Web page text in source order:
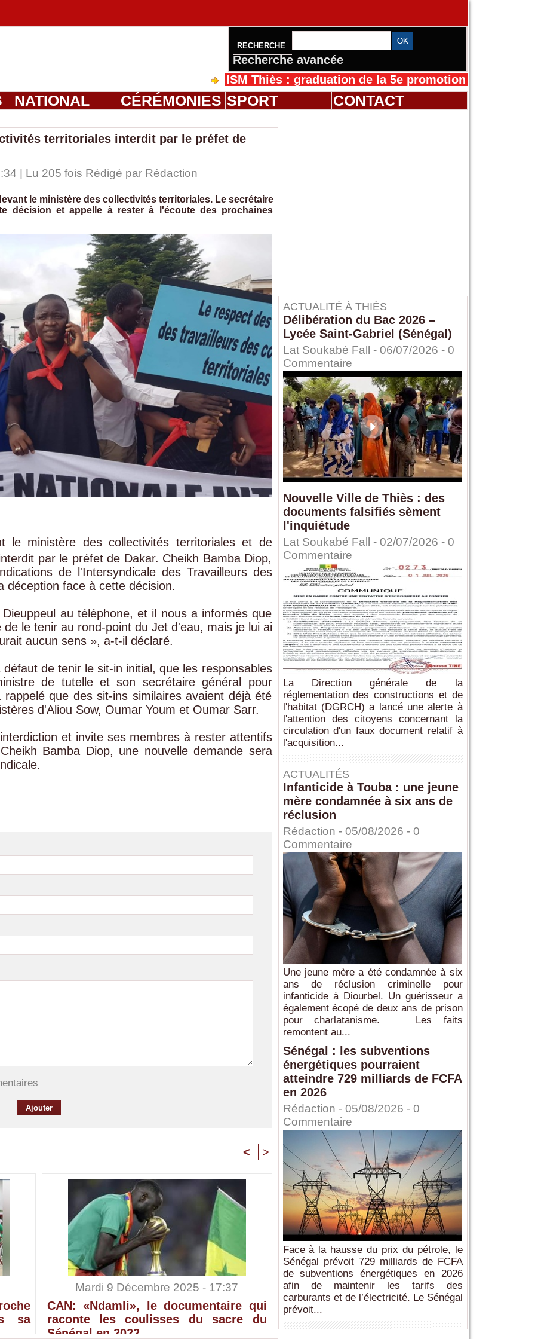
RECHERCHE
Recherche avancée
ISM Thiès : graduation de la 5e promotion de l’IFMES
NATIONAL CÉRÉMONIES SPORT CONTACT
territoriales interdit par le préfet de
| Lu 205 fois Rédigé par Rédaction
le ministère des collectivités territoriales. Le secrétaire
décision et appelle à rester à l'écoute des prochaines
le ministère des collectivités territoriales et de
par le préfet de Dakar. Cheikh Bamba Diop,
de l'Intersyndicale des Travailleurs des
déception face à cette décision.
au téléphone, et il nous a informés que
le tenir au rond-point du Jet d'eau, mais je lui ai
aucun sens », a-t-il déclaré.
de tenir le sit-in initial, que les responsables
de tutelle et son secrétaire général pour
que des sit-ins similaires avaient déjà été
d'Aliou Sow, Oumar Youm et Oumar Sarr.
et invite ses membres à rester attentifs
Bamba Diop, une nouvelle demande sera
< >
sa
Mardi 9 Décembre 2025 - 17:37
CAN: «Ndamli», le documentaire qui
raconte les coulisses du sacre du
Sénégal en 2022
ACTUALITÉ À THIÈS
Délibération du Bac 2026 –
Lycée Saint-Gabriel (Sénégal)
Lat Soukabé Fall - 06/07/2026 - 0
Commentaire
Nouvelle Ville de Thiès : des
documents falsifiés sèment
l'inquiétude
Lat Soukabé Fall - 02/07/2026 - 0
Commentaire
La Direction générale de la
réglementation des constructions et de
l'habitat (DGRCH) a lancé une alerte à
l'attention des citoyens concernant la
circulation d'un faux document relatif à
l'acquisition...
ACTUALITÉS
Infanticide à Touba : une jeune
mère condamnée à six ans de
réclusion
Rédaction - 05/08/2026 - 0
Commentaire
Une jeune mère a été condamnée à six
ans de réclusion criminelle pour
infanticide à Diourbel. Un guérisseur a
également écopé de deux ans de prison
pour charlatanisme. Les faits
remontent au...
Sénégal : les subventions
énergétiques pourraient
atteindre 729 milliards de FCFA
en 2026
Rédaction - 05/08/2026 - 0
Commentaire
Face à la hausse du prix du pétrole, le
Sénégal prévoit 729 milliards de FCFA
de subventions énergétiques en 2026
afin de maintenir les tarifs des
carburants et de l’électricité. Le Sénégal
prévoit...